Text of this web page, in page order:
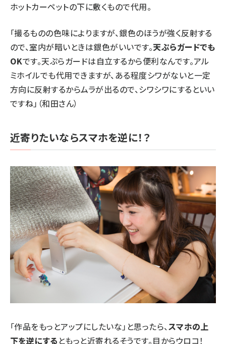
ホットカーペットの下に敷くもので代用。
「撮るものの色味によりますが、銀色のほうが強く反射する
ので、室内が暗いときは銀色がいいです。天ぷらガードでも
OKです。天ぷらガードは自立するから便利なんです。アル
ミホイルでも代用できますが、ある程度シワがないと一定
方向に反射するからムラが出るので、シワシワにするといい
ですね」（和田さん）
近寄りたいならスマホを逆に！？
「作品をもっとアップにしたいな」と思ったら、スマホの上
下を逆にする ともっと近寄れるそうです。目からウロコ！